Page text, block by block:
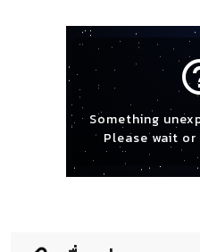
Something
Please wait